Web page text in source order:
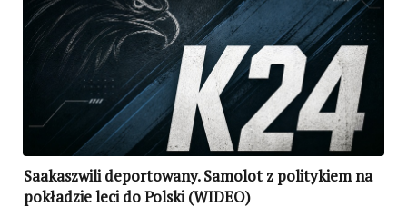
Saakaszwili deportowany. Samolot z politykiem na
pokładzie leci do Polski (WIDEO)